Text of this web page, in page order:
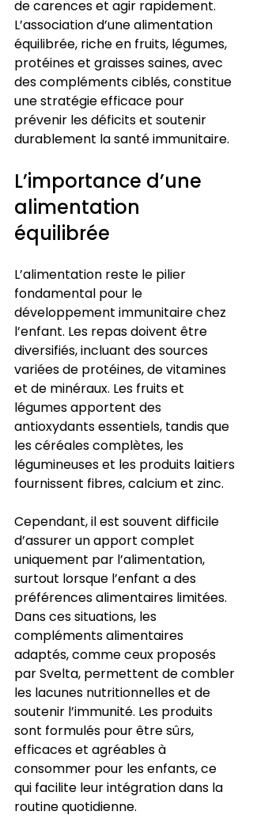
de carences et agir rapidement.
L’association d’une alimentation
équilibrée, riche en fruits, légumes,
protéines et graisses saines, avec
des compléments ciblés, constitue
une stratégie efficace pour
prévenir les déficits et soutenir
durablement la santé immunitaire.
L’importance d’une
alimentation
équilibrée
L’alimentation reste le pilier
fondamental pour le
développement immunitaire chez
l’enfant. Les repas doivent être
diversifiés, incluant des sources
variées de protéines, de vitamines
et de minéraux. Les fruits et
légumes apportent des
antioxydants essentiels, tandis que
les céréales complètes, les
légumineuses et les produits laitiers
fournissent fibres, calcium et zinc.
Cependant, il est souvent difficile
d’assurer un apport complet
uniquement par l’alimentation,
surtout lorsque l’enfant a des
préférences alimentaires limitées.
Dans ces situations, les
compléments alimentaires
adaptés, comme ceux proposés
par Svelta, permettent de combler
les lacunes nutritionnelles et de
soutenir l’immunité. Les produits
sont formulés pour être sûrs,
efficaces et agréables à
consommer pour les enfants, ce
qui facilite leur intégration dans la
routine quotidienne.